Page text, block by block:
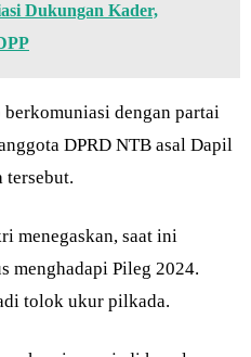
Dukungan Kader,
dengan partai
DPRD NTB asal Dapil
tersebut.
menegaskan, saat ini
menghadapi Pileg 2024.
tolok ukur pilkada.